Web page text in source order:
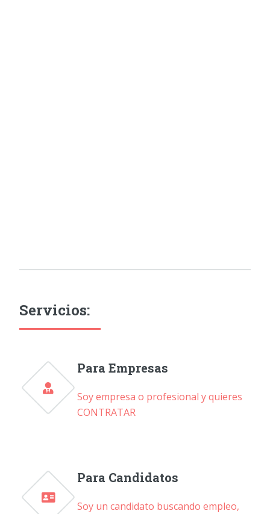
Servicios:
Para Empresas
Soy empresa o profesional y quieres
CONTRATAR
Para Candidatos
Soy un candidato buscando empleo,